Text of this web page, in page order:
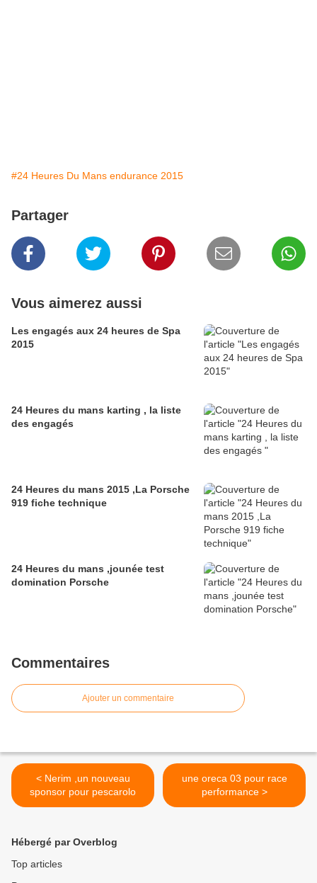
#24 Heures Du Mans endurance 2015
Partager
Vous aimerez aussi
Les engagés aux 24 heures de Spa
2015
24 Heures du mans karting , la liste
des engagés
24 Heures du mans 2015 ,La Porsche
919 fiche technique
24 Heures du mans ,jounée test
domination Porsche
Commentaires
Ajouter un commentaire
< Nerim ,un nouveau
sponsor pour pescarolo
une oreca 03 pour race
performance >
Hébergé par Overblog
Top articles